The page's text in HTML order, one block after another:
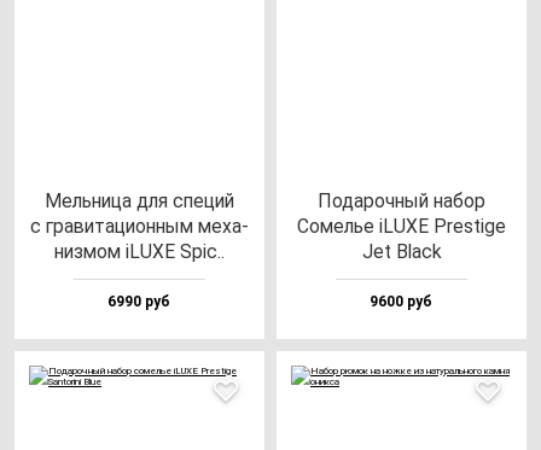
Мель­ни­ца для спе­ций
с гра­ви­та­ци­он­ным ме­ха­
низ­мом iLUXE Spic..
6990 руб
Пода­роч­ный на­бор
Сомелье iLUXE Pres­ti­ge
Jet Black
9600 руб